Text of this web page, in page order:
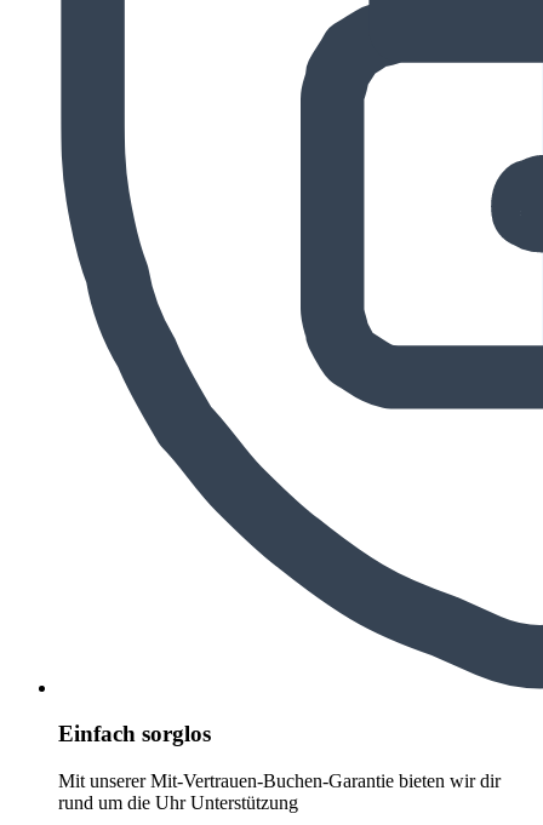
Einfach sorglos
Mit unserer Mit-Vertrauen-Buchen-Garantie bieten wir dir
rund um die Uhr Unterstützung